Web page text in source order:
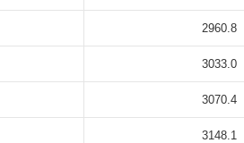
2960.8
3033.0
3070.4
3148.1